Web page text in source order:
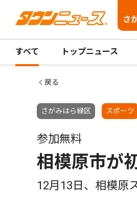
さ
すべて トップニュース
戻る
さがみはら緑区 スポーツ
参加無料
相模原市が
12月13日、相模原